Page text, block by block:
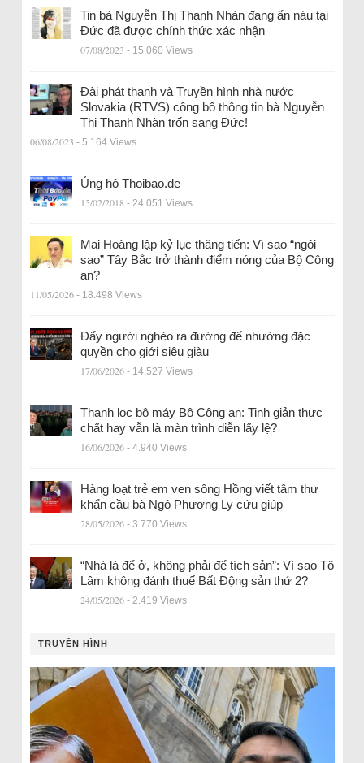
Tin bà Nguyễn Thị Thanh Nhàn đang ẩn náu tại
Đức đã được chính thức xác nhận
07/08/2023 - 15.060 Views
Đài phát thanh và Truyền hình nhà nước
Slovakia (RTVS) công bố thông tin bà Nguyễn
Thị Thanh Nhàn trốn sang Đức!
06/08/2023 - 5.164 Views
Ủng hộ Thoibao.de
15/02/2018 - 24.051 Views
Mai Hoàng lập kỷ lục thăng tiến: Vì sao “ngôi
sao” Tây Bắc trở thành điểm nóng của Bộ Công
an?
11/05/2026 - 18.498 Views
Đẩy người nghèo ra đường để nhường đặc
quyền cho giới siêu giàu
17/06/2026 - 14.527 Views
Thanh lọc bộ máy Bộ Công an: Tinh giản thực
chất hay vẫn là màn trình diễn lấy lệ?
16/06/2026 - 4.940 Views
Hàng loạt trẻ em ven sông Hồng viết tâm thư
khẩn cầu bà Ngô Phương Ly cứu giúp
28/05/2026 - 3.770 Views
“Nhà là để ở, không phải để tích sản”: Vì sao Tô
Lâm không đánh thuế Bất Động sản thứ 2?
24/05/2026 - 2.419 Views
TRUYỀN HÌNH